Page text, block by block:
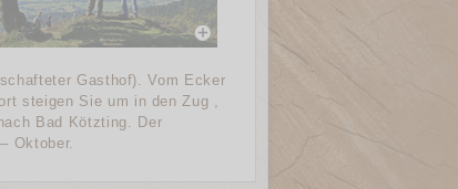
Gasthof). Vom Ecker
steigen Sie um in den Zug ,
Bad Kötzting. Der
Oktober.